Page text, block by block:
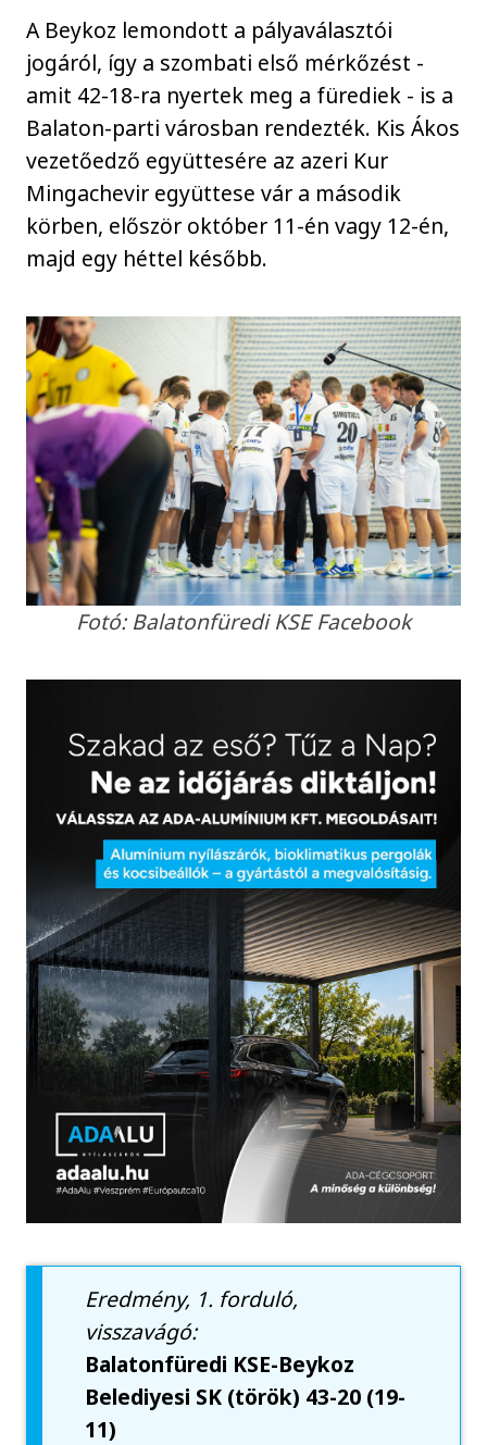
A Beykoz lemondott a pályaválasztói
jogáról, így a szombati első mérkőzést -
amit 42-18-ra nyertek meg a fürediek - is a
Balaton-parti városban rendezték. Kis Ákos
vezetőedző együttesére az azeri Kur
Mingachevir együttese vár a második
körben, először október 11-én vagy 12-én,
majd egy héttel később.
Fotó: Balatonfüredi KSE Facebook
Eredmény, 1. forduló,
visszavágó:
Balatonfüredi KSE-Beykoz
Belediyesi SK (török) 43-20 (19-
11)